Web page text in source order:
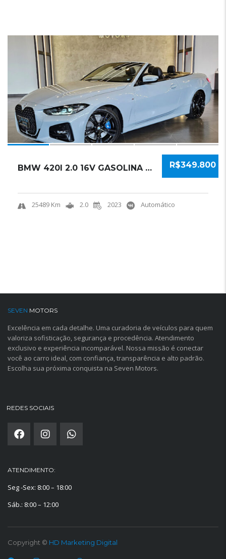
R$349.800
BMW 420I 2.0 16V GASOLINA CABRIO M SPORT STE...
25489 Km 2.0 2023 Automático
SEVEN MOTORS
Excelência em cada detalhe. Uma curadoria de veículos para quem
valoriza sofisticação, segurança e procedência. Atendimento
exclusivo e experiência incomparável. Nossa missão é conectar
você ao carro ideal, com confiança, transparência e alto padrão.
Escolha sua próxima conquista na Seven Motors.
REDES SOCIAIS
ATENDIMENTO:
Seg -Sex: 8:00 – 18:00
Sáb.: 8:00 – 12:00
Copyright © HD Marketing Digital